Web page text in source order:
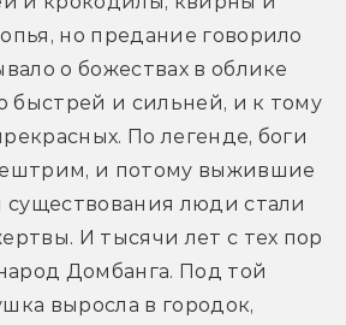
но предание говорило
о божествах в облике
быстрей и сильней, и к тому
По легенде, боги
и потому выжившие
существования люди стали
И тысячи лет с тех пор
Домбанга. Под той
выросла в городок,